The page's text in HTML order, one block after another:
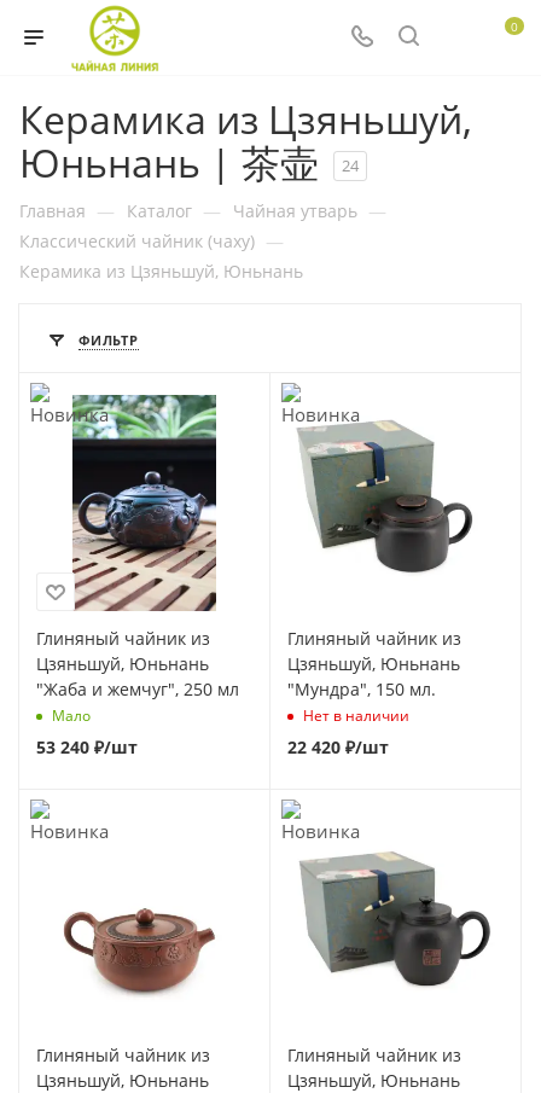
0
Керамика из Цзяньшуй,
Юньнань | 茶壶
24
Главная — Каталог — Чайная утварь —
Классический чайник (чаху) —
Керамика из Цзяньшуй, Юньнань
ФИЛЬТР
Глиняный чайник из
Цзяньшуй, Юньнань
"Жаба и жемчуг", 250 мл
Мало
53 240 ₽/шт
Глиняный чайник из
Цзяньшуй, Юньнань
"Мундра", 150 мл.
Нет в наличии
22 420 ₽/шт
Глиняный чайник из
Цзяньшуй, Юньнань
Глиняный чайник из
Цзяньшуй, Юньнань